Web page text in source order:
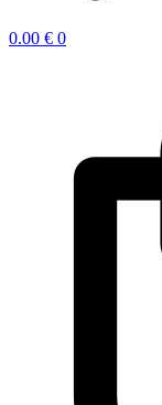
0.00 € 0